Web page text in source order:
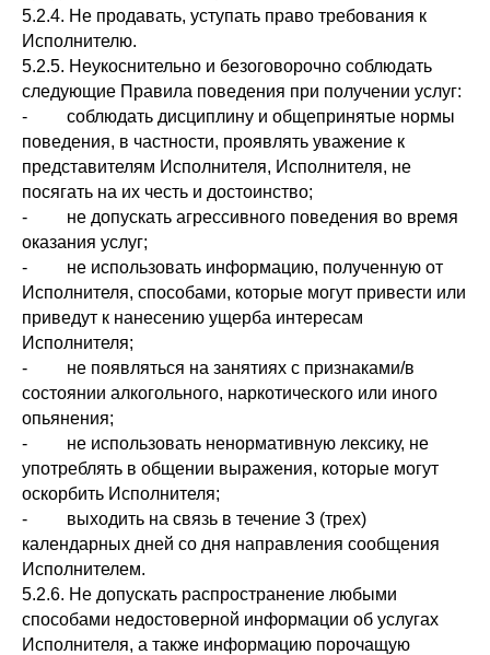
5.2.4. Не продавать, уступать право требования к
Исполнителю.
5.2.5. Неукоснительно и безоговорочно соблюдать
следующие Правила поведения при получении услуг:
- соблюдать дисциплину и общепринятые нормы
поведения, в частности, проявлять уважение к
представителям Исполнителя, Исполнителя, не
посягать на их честь и достоинство;
- не допускать агрессивного поведения во время
оказания услуг;
- не использовать информацию, полученную от
Исполнителя, способами, которые могут привести или
приведут к нанесению ущерба интересам
Исполнителя;
- не появляться на занятиях с признаками/в
состоянии алкогольного, наркотического или иного
опьянения;
- не использовать ненормативную лексику, не
употреблять в общении выражения, которые могут
оскорбить Исполнителя;
- выходить на связь в течение 3 (трех)
календарных дней со дня направления сообщения
Исполнителем.
5.2.6. Не допускать распространение любыми
способами недостоверной информации об услугах
Исполнителя, а также информацию порочащую